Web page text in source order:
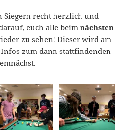
Siegern recht herzlich und
euch alle beimnächsten
zu sehen! Dieser wird am
zum dann stattfindenden